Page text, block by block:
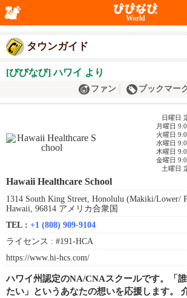
World
タウンガイド
[びびなび] ハワイ より
ファン ブックマー
日曜日
月曜日
火曜日
水曜日
木曜日
金曜日
土曜日
Hawaii Healthcare School
1314 South King Street, Honolulu (Makiki/Lower/
Hawaii, 96814 アメリカ合衆国
TEL : +1 (808) 909-9104
ライセンス : #191-HCA
https://www.hi-hcs.com/
ハワイ州認定のNA/CNAスクールです。「
たい」というあなたの想いを応援します。